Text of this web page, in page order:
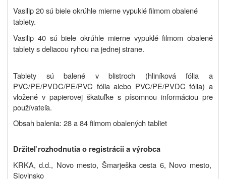
Vasilip 20 sú biele okrúhle mierne vypuklé filmom obalené
tablety.
Vasilip 40 sú biele okrúhle mierne vypuklé filmom obalené
tablety s deliacou ryhou na jednej strane.
Tablety sú balené v blistroch (hliníková fólia a
PVC/PE/PVDC/PE/PVC fólia alebo PVC/PE/PVDC fólia) a
vložené v papierovej škatuľke s písomnou informáciou pre
používateľa.
Obsah balenia: 28 a 84 filmom obalených tabliet
Držiteľ rozhodnutia o registrácii a výrobca
KRKA, d.d., Novo mesto, Šmarješka cesta 6, Novo mesto,
Slovinsko